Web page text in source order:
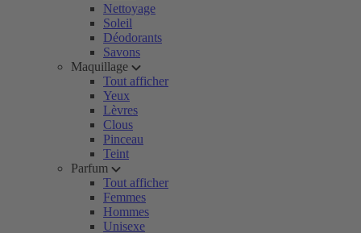
Nettoyage
Soleil
Déodorants
Savons
Maquillage
Tout afficher
Yeux
Lèvres
Clous
Pinceau
Teint
Parfum
Tout afficher
Femmes
Hommes
Unisexe